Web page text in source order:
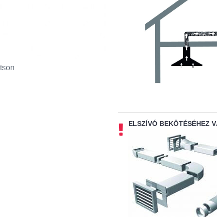
ELSZÍVÓ BEKÖTÉSÉHEZ